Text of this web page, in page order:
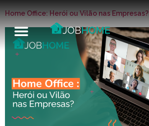
Home Office: Herói ou Vilão nas Empresas?